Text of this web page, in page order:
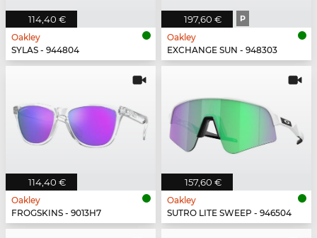
114,40 €
Oakley
SYLAS - 944804
197,60 € P
Oakley
EXCHANGE SUN - 948303
114,40 €
Oakley
FROGSKINS - 9013H7
157,60 €
Oakley
SUTRO LITE SWEEP - 946504